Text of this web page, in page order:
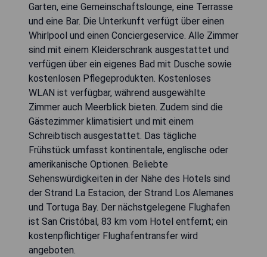
Garten, eine Gemeinschaftslounge, eine Terrasse
und eine Bar. Die Unterkunft verfügt über einen
Whirlpool und einen Conciergeservice. Alle Zimmer
sind mit einem Kleiderschrank ausgestattet und
verfügen über ein eigenes Bad mit Dusche sowie
kostenlosen Pflegeprodukten. Kostenloses
WLAN ist verfügbar, während ausgewählte
Zimmer auch Meerblick bieten. Zudem sind die
Gästezimmer klimatisiert und mit einem
Schreibtisch ausgestattet. Das tägliche
Frühstück umfasst kontinentale, englische oder
amerikanische Optionen. Beliebte
Sehenswürdigkeiten in der Nähe des Hotels sind
der Strand La Estacion, der Strand Los Alemanes
und Tortuga Bay. Der nächstgelegene Flughafen
ist San Cristóbal, 83 km vom Hotel entfernt; ein
kostenpflichtiger Flughafentransfer wird
angeboten.